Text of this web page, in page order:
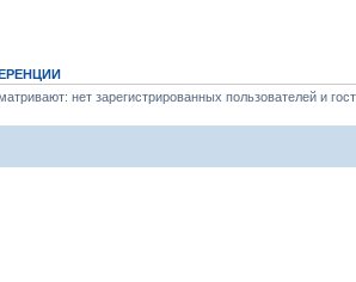
нет зарегистрированных пользователей и